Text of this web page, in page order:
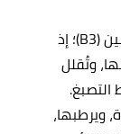
الفيتامينات، مثل: فيتامين (E)، وفيتامين (B3)؛ إذ
وتُقلل
التصبغ.
ويرطبها،